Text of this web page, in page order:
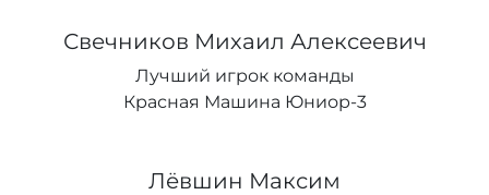
Свечников Михаил Алексеевич
Лучший игрок команды
Красная Машина Юниор-3
Лёвшин Максим